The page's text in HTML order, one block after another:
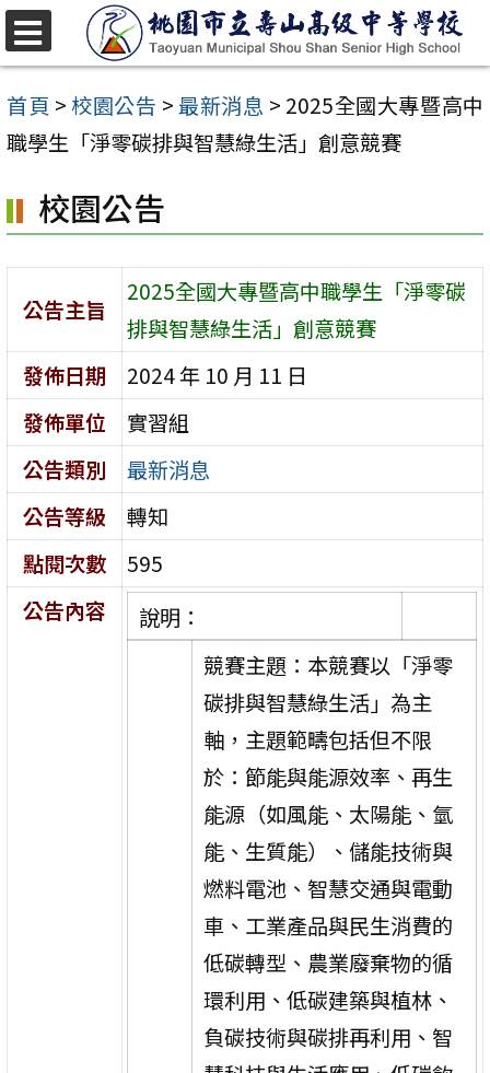
跳
至
主
要
容
區
首頁 >校園公告 >最新消息 > 2025全國大專暨高中
職學生「淨零碳排與智慧綠生活」創意競賽
校園公告
公告主旨
2025全國大專暨高中職學生「淨零碳
排與智慧綠生活」創意競賽
發佈日期
2024 年 10 月 11 日
發佈單位
實習組
公告類別
最新消息
公告等級
轉知
點閱次數
595
公告內容
說明：
競賽主題：本競賽以「淨零
碳排與智慧綠生活」為主
軸，主題範疇包括但不限
於：節能與能源效率、再生
能源（如風能、太陽能、氫
能、生質能）、儲能技術與
燃料電池、智慧交通與電動
車、工業產品與民生消費的
低碳轉型、農業廢棄物的循
環利用、低碳建築與植林、
負碳技術與碳排再利用、智
選
單